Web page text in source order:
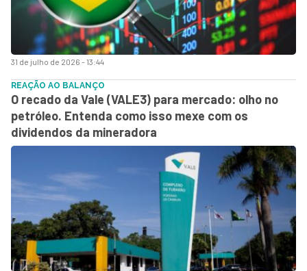
31 de julho de 2026 - 13:44
REAÇÃO AO BALANÇO
O recado da Vale (VALE3) para mercado: olho no
petróleo. Entenda como isso mexe com os
dividendos da mineradora